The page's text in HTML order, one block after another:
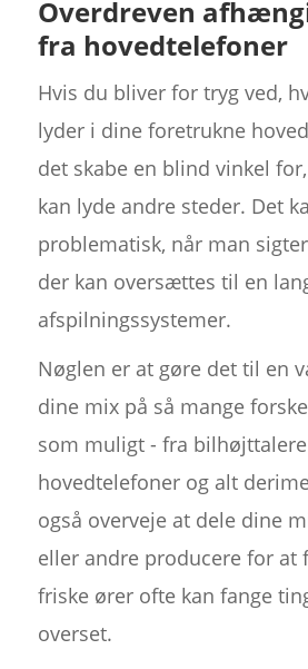
Overdreven
fra hovedtelefoner
Hvis du bliver for tryg ved,
lyder i dine foretrukne
det skabe en blind vinkel
kan lyde andre steder. Det
problematisk, når man
der kan oversættes til en
afspilningssystemer.
Nøglen er at gøre det til en
dine mix på så mange
som muligt - fra
hovedtelefoner og alt
også overveje at dele dine
eller andre producere for at
friske ører ofte kan fange
overset.